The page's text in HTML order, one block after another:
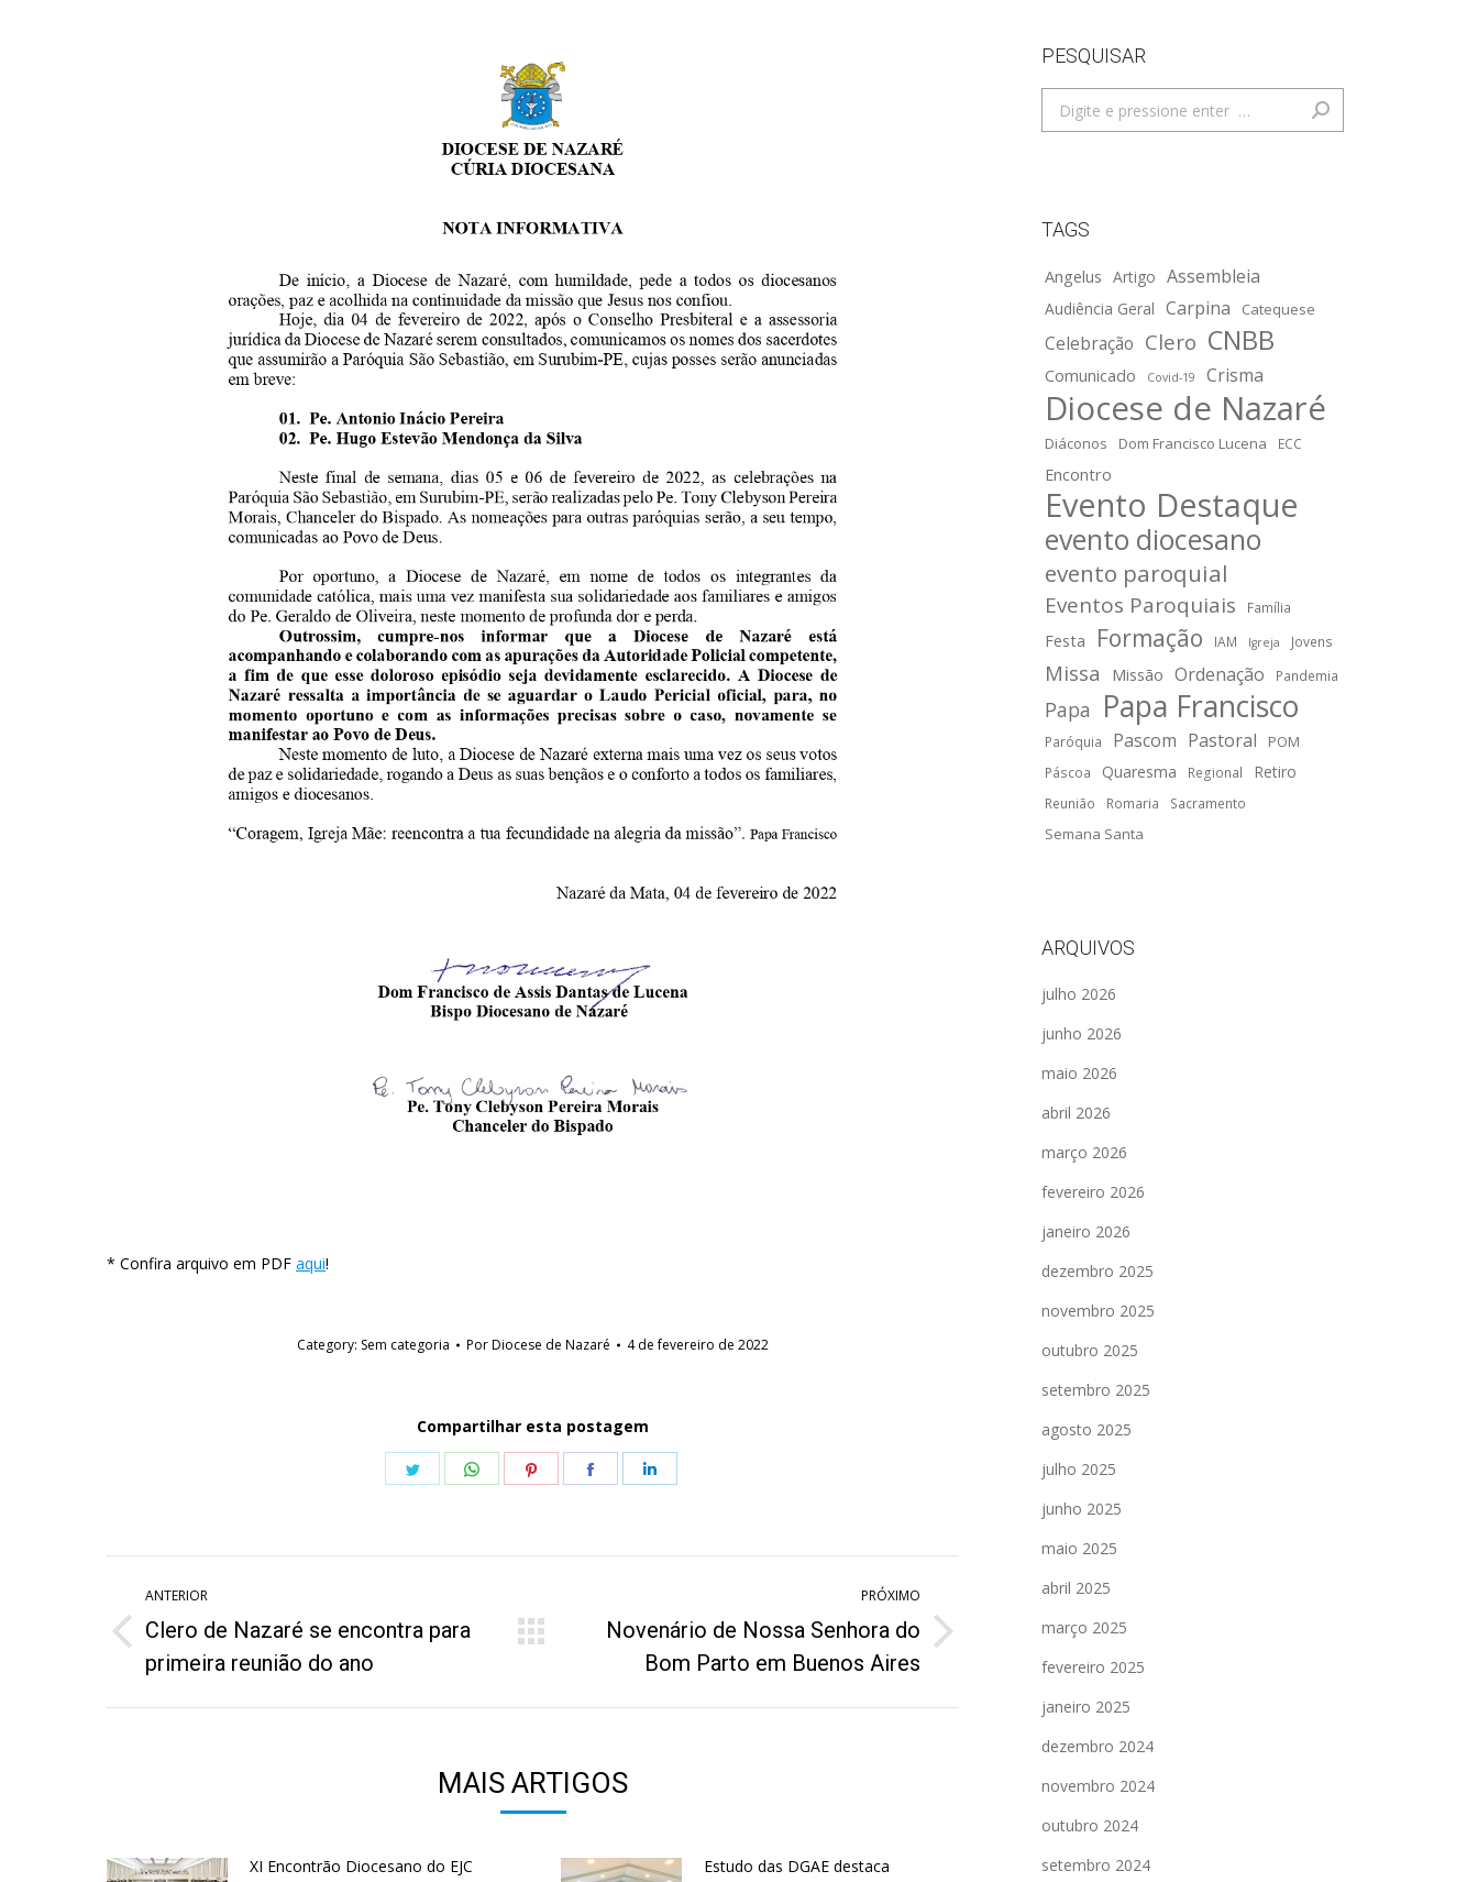
* Confira arquivo em PDF aqui!
Category: Sem categoria PorDiocese de Nazaré 4 de fevereiro de 2022
Compartilhar esta postagem
Share Share
Share
Share
de
post:
ANTERIOR
Post
anterior:
Clero de Nazaré se encontra para
primeira reunião do ano
PRÓXIMO
Próximo
Novenário de Nossa Senhora do
Bom Parto em Buenos Aires
MAIS ARTIGOS
XI Encontrão Diocesano do EJC
Estudo das DGAE destaca
PESQUISAR
Search:
TAGS
Angelus Artigo Assembleia
Audiência Geral Carpina Catequese
Celebração Clero CNBB
Comunicado Covid-19 Crisma
Diocese de Nazaré
Diáconos Dom Francisco Lucena ECC
Encontro
Evento Destaque
evento diocesano
evento paroquial
Eventos Paroquiais Família
Festa Formação IAM Igreja Jovens
Missa Missão Ordenação Pandemia
Papa Papa Francisco
Paróquia Pascom Pastoral POM
Páscoa Quaresma Regional Retiro
Reunião Romaria Sacramento
Semana Santa
ARQUIVOS
julho 2026
junho 2026
maio 2026
abril 2026
março 2026
fevereiro 2026
janeiro 2026
dezembro 2025
novembro 2025
outubro 2025
setembro 2025
agosto 2025
julho 2025
junho 2025
maio 2025
abril 2025
março 2025
fevereiro 2025
janeiro 2025
dezembro 2024
novembro 2024
outubro 2024
setembro 2024